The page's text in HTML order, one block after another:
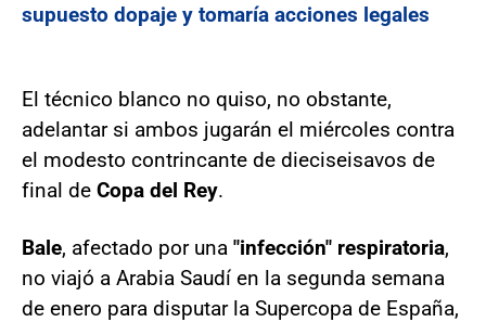
supuesto dopaje y tomaría acciones legales
El técnico blanco no quiso, no obstante,
adelantar si ambos jugarán el miércoles contra
el modesto contrincante de dieciseisavos de
final de Copa del Rey.
Bale, afectado por una "infección" respiratoria,
no viajó a Arabia Saudí en la segunda semana
de enero para disputar la Supercopa de España,